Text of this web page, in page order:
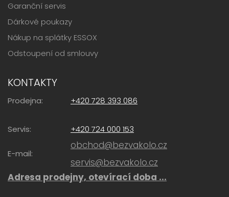
Garanční servis
Dárkové poukazy
Nákup na splátky ESSOX
Odstoupení od smlouvy
KONTAKTY
Prodejna: +420 728 393 086
Servis: +420 724 000 153
E-mail:
obchod@bezvakolo.cz
servis@bezvakolo.cz
Adresa prodejny, otevírací doba ...